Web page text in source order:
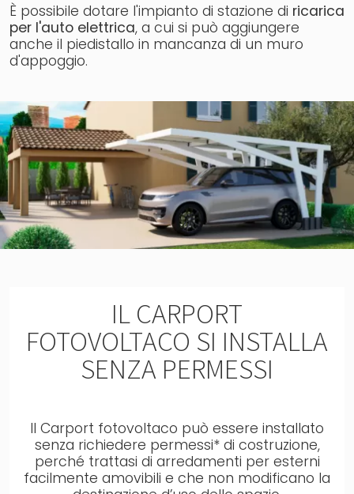
È possibile dotare l'impianto di stazione di ricarica
per l'auto elettrica, a cui si può aggiungere
anche il piedistallo in mancanza di un muro
d'appoggio.
IL CARPORT
FOTOVOLTACO SI INSTALLA
SENZA PERMESSI
Il Carport fotovoltaco può essere installato
senza richiedere permessi* di costruzione,
perché trattasi di arredamenti per esterni
facilmente amovibili e che non modificano la